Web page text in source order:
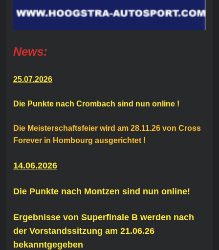
News:
25.07.2026
Die Punkte nach Crombach sind nun online !
Die Meisterschaftsfeier wird am 28.11.26 von Cross
Forever in Hombourg ausgerichtet !
14.06.2026
Die Punkte nach Montzen sind nun online!
Ergebnisse von Superfinale B werden nach
der Vorstandssitzung am 21.06.26
bekanntgegeben